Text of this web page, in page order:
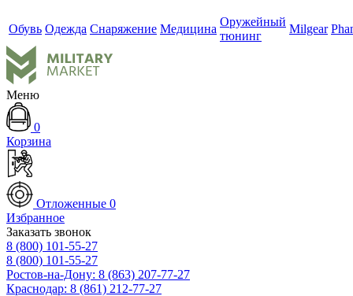
Обувь Одежда Снаряжение Медицина
Оружейный
тюнинг
Milgear
Меню
0
Корзина
Отложенные 0
Избранное
Заказать звонок
8 (800) 101-55-27
8 (800) 101-55-27
Ростов-на-Дону: 8 (863) 207-77-27
Краснодар: 8 (861) 212-77-27